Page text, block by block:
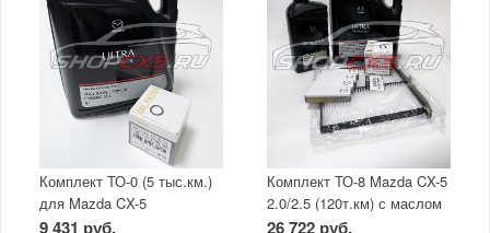
Комплект ТО-0 (5 тыс.км.)
для Mazda CX-5
(двигатель 2.0/2.5) с
9 431 руб.
Комплект ТО-8 Mazda CX-5
2.0/2.5 (120т.км) с маслом
Mazda Original Oil Ultra
26 722 руб.